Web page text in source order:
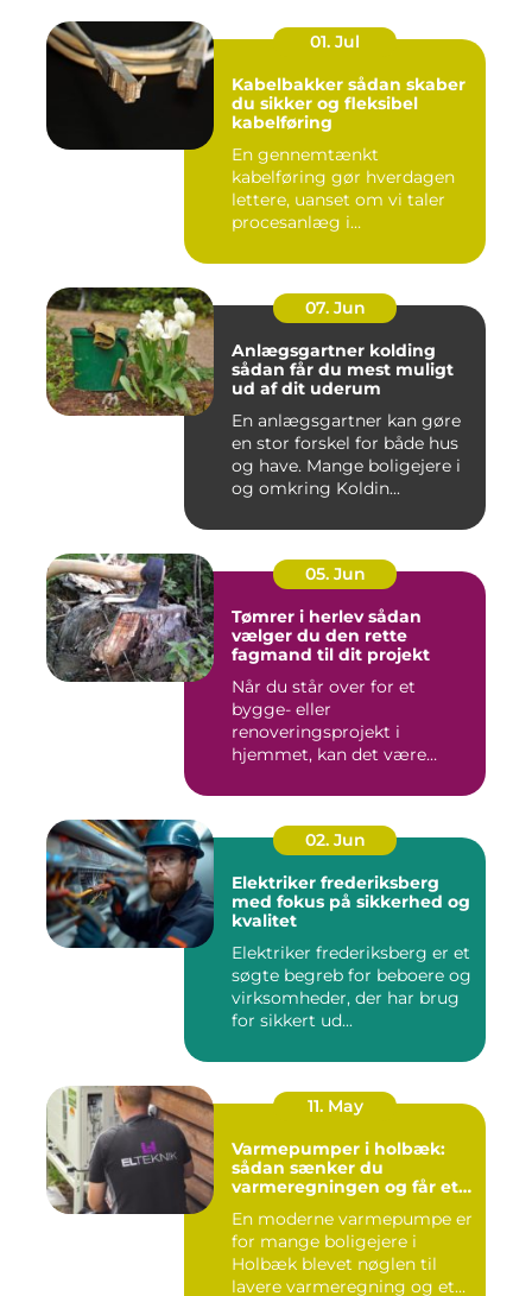
01. Jul
Kabelbakker sådan skaber
du sikker og fleksibel
kabelføring
En gennemtænkt
kabelføring gør hverdagen
lettere, uanset om vi taler
procesanlæg i
07. Jun
Anlægsgartner kolding
sådan får du mest muligt
ud af dit uderum
En anlægsgartner kan gøre
en stor forskel for både hus
og have. Mange boligejere i
og omkring Koldin...
05. Jun
Tømrer i herlev sådan
vælger du den rette
fagmand til dit projekt
Når du står over for et
bygge- eller
renoveringsprojekt i
hjemmet, kan det være
02. Jun
Elektriker frederiksberg
med fokus på sikkerhed og
kvalitet
Elektriker frederiksberg er et
søgte begreb for beboere og
virksomheder, der har brug
for sikkert ud...
11. May
Varmepumper i holbæk:
sådan sænker du
varmeregningen og får et
En moderne varmepumpe er
for mange boligejere i
Holbæk blevet nøglen til
lavere varmeregning og et